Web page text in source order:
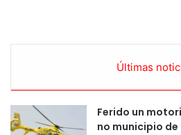
Últimas
Ferido un
no municipio de